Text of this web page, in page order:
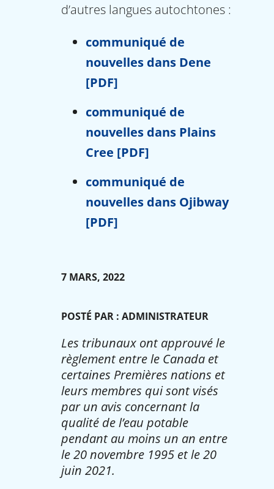
d’autres langues autochtones :
communiqué de
nouvelles dans Dene
[PDF]
communiqué de
nouvelles dans Plains
Cree [PDF]
communiqué de
nouvelles dans Ojibway
[PDF]
7 MARS, 2022
POSTÉ PAR : ADMINISTRATEUR
Les tribunaux ont approuvé le
règlement entre le Canada et
certaines Premières nations et
leurs membres qui sont visés
par un avis concernant la
qualité de l’eau potable
pendant au moins un an entre
le 20 novembre 1995 et le 20
juin 2021.